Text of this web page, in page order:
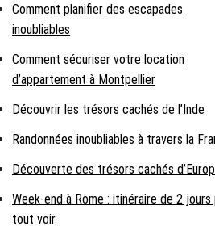
Comment planifier des escapades
inoubliables
Comment sécuriser votre location
d’appartement à Montpellier
Découvrir les trésors cachés de l’Inde
Randonnées inoubliables à travers la
Découverte des trésors cachés
Week-end à Rome : itinéraire de 2 jours
tout voir